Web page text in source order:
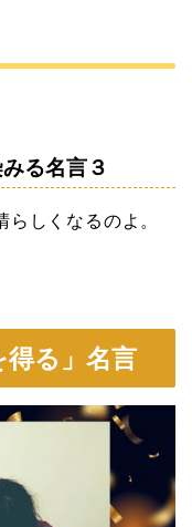
る名言３
しくなるのよ。
得る」名言